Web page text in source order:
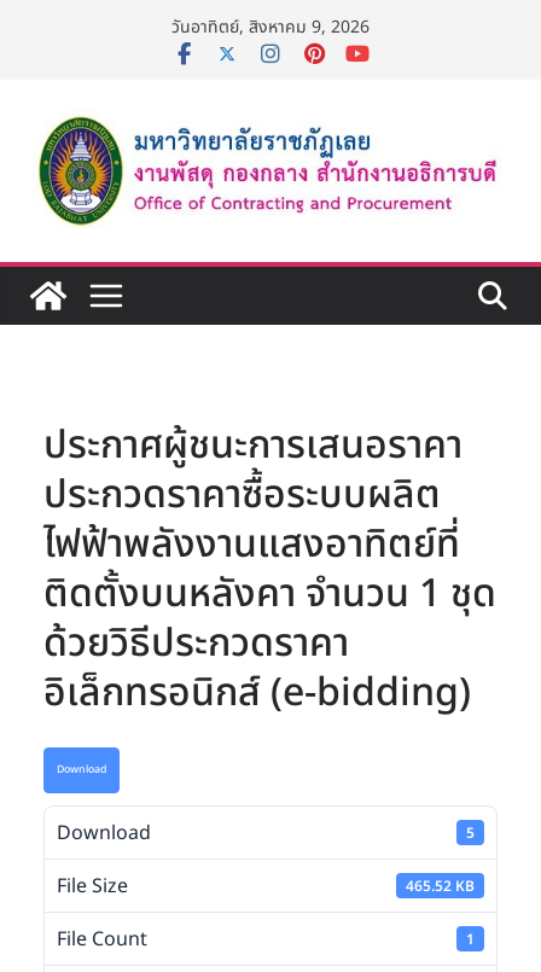
วันอาทิตย์, สิงหาคม 9, 2026
ประกาศผู้ชนะการเสนอราคา
ประกวดราคาซื้อระบบผลิต
ไฟฟ้าพลังงานแสงอาทิตย์ที่
ติดตั้งบนหลังคา จำนวน 1 ชุด
ด้วยวิธีประกวดราคา
อิเล็กทรอนิกส์ (e-bidding)
Download
Download 5
File Size 465.52 KB
File Count 1